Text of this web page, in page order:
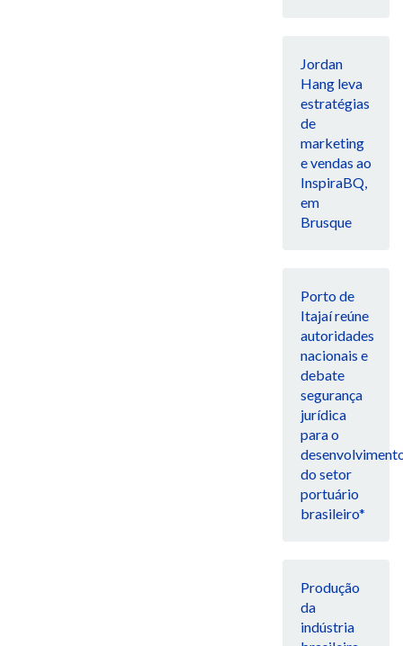
Jordan
Hang leva
estratégias
de
marketing
e vendas ao
InspiraBQ,
em
Brusque
Porto de
Itajaí reúne
autoridades
nacionais e
debate
segurança
jurídica
para o
do setor
portuário
brasileiro*
Produção
da
indústria